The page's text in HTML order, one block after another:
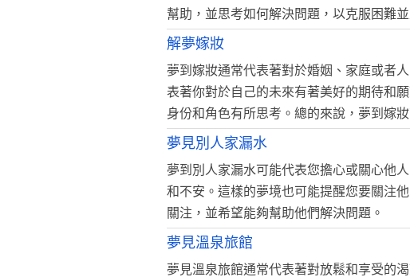
幫助，並思考如何解決問題，以克服困難並
解夢嫁妝
夢到嫁妝通常代表著對於婚姻、家庭或者
表著你對於自己的未來有著美好的期待和
身份和角色有所思考。總的來說，夢到嫁
夢見別人家漏水
夢到別人家漏水可能代表您擔心或關心他
和不安。這樣的夢境也可能提醒您要關注
關注，並希望能夠幫助他們解決問題。
夢見溫泉旅館
夢見溫泉旅館通常代表著對放鬆和享受的